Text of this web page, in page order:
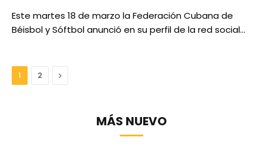
Este martes 18 de marzo la Federación Cubana de
Béisbol y Sóftbol anunció en su perfil de la red social…
1 2 Next
MÁS NUEVO